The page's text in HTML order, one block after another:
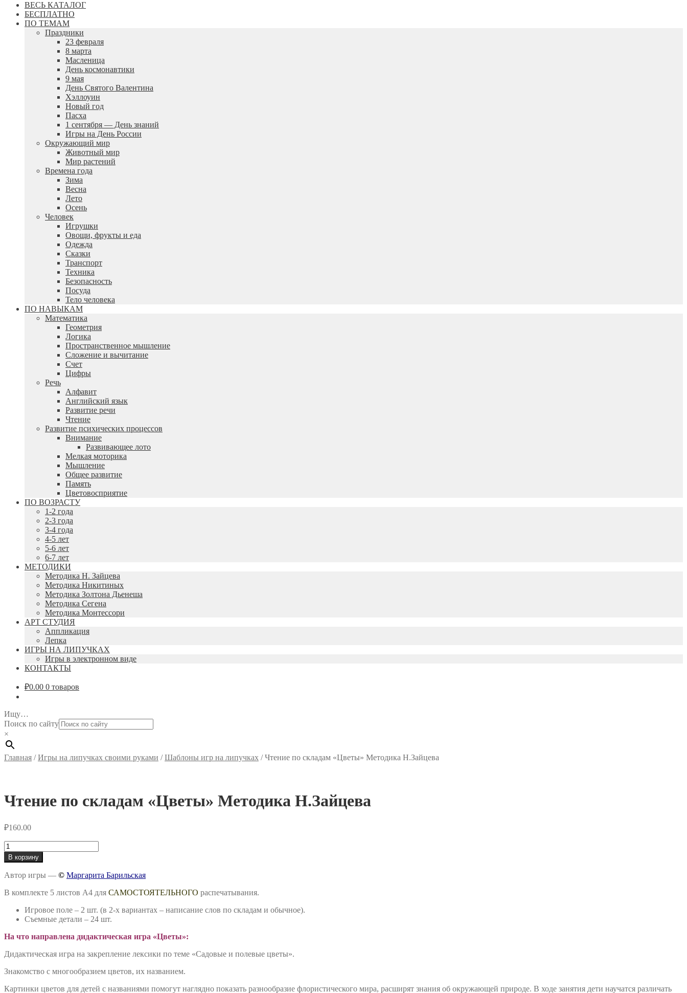
ВЕСЬ КАТАЛОГ
БЕСПЛАТНО
ПО ТЕМАМ
Праздники
23 февраля
8 марта
Масленица
День космонавтики
9 мая
День Святого Валентина
Хэллоуин
Новый год
Пасха
1 сентября — День знаний
Игры на День России
Окружающий мир
Животный мир
Мир растений
Времена года
Зима
Весна
Лето
Осень
Человек
Игрушки
Овощи, фрукты и еда
Одежда
Сказки
Транспорт
Техника
Безопасность
Посуда
Тело человека
ПО НАВЫКАМ
Математика
Геометрия
Логика
Пространственное мышление
Сложение и вычитание
Счет
Цифры
Речь
Алфавит
Английский язык
Развитие речи
Чтение
Развитие психических процессов
Внимание
Развивающее лото
Мелкая моторика
Мышление
Общее развитие
Память
Цветовосприятие
ПО ВОЗРАСТУ
1-2 года
2-3 года
3-4 года
4-5 лет
5-6 лет
6-7 лет
МЕТОДИКИ
Методика Н. Зайцева
Методика Никитиных
Методика Золтона Дьенеша
Методика Сегена
Методика Монтессори
АРТ СТУДИЯ
Аппликация
Лепка
ИГРЫ НА ЛИПУЧКАХ
Игры в электронном виде
КОНТАКТЫ
₽0.00 0 товаров
Ищу…
Поиск по сайту
×
Главная /Игры на липучках своими руками /Шаблоны игр на липучках /Чтение по складам «Цветы» Методика Н.Зайцева
Чтение по складам «Цветы» Методика Н.Зайцева
₽160.00
Количество
товара
Чтение
по
складам
«Цветы»
Н.Зайцева
В корзину
Автор игры — © Маргарита Барильская
В комплекте 5 листов А4 для САМОСТОЯТЕЛЬНОГО распечатывания.
Игровое поле – 2 шт. (в 2-х вариантах – написание слов по складам и обычное).
Съемные детали – 24 шт.
На что направлена дидактическая игра «Цветы»:
Дидактическая игра на закрепление лексики по теме «Садовые и полевые цветы».
Знакомство с многообразием цветов, их названием.
Картинки цветов для детей с названиями помогут наглядно показать разнообразие флористического мира, расширят знания об окружающей природе. В ходе занятия дети научатся различать